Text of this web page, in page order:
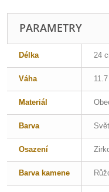
PARAMETRY
Délka 24
Váha
Materiál
Barva
Osazení
Barva kamene